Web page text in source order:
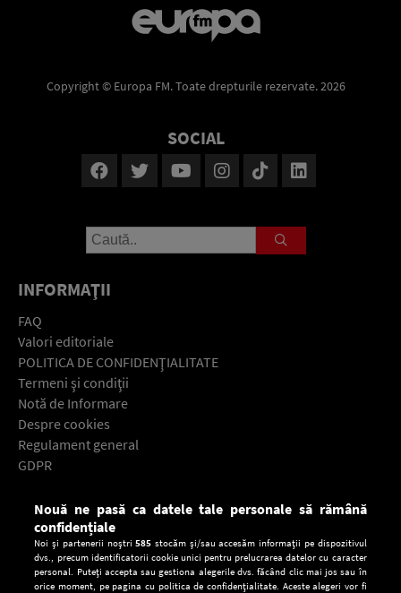
Copyright © Europa FM. Toate drepturile rezervate. 2026
SOCIAL
INFORMAŢII
FAQ
Valori editoriale
POLITICA DE CONFIDENŢIALITATE
Termeni şi condiţii
Notă de Informare
Despre cookies
Regulament general
GDPR
Descarcă gratuit aplicaţia Europa FM pentru smartphone:
Nouă ne pasă ca datele tale personale să rămână
confidențiale
Noi și partenerii noștri585 stocăm și/sau accesăm informații pe dispozitivul
dvs., precum identificatorii cookie unici pentru prelucrarea datelor cu caracter
personal. Puteți accepta sau gestiona alegerile dvs. făcând clic mai jos sau în
orice moment, pe pagina cu politica de confidențialitate. Aceste alegeri vor fi